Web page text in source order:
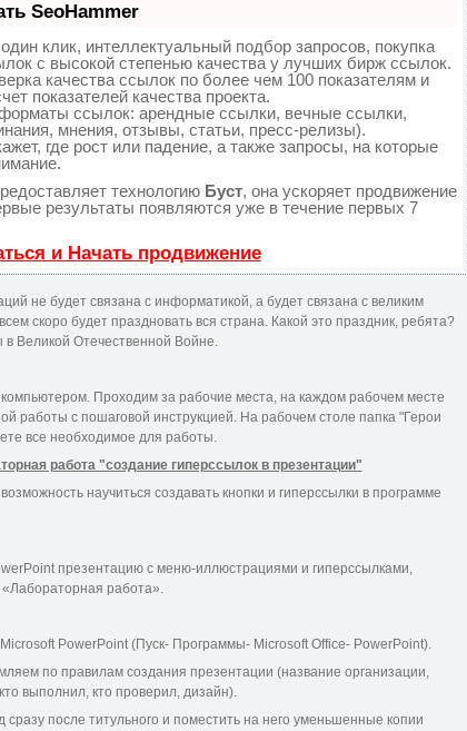
SeoHammer
клик, интеллектуальный подбор запросов, покупка
с высокой степенью качества у лучших бирж ссылок.
качества ссылок по более чем 100 показателям и
показателей качества проекта.
ссылок: арендные ссылки, вечные ссылки,
мнения, отзывы, статьи, пресс-релизы).
где рост или падение, а также запросы, на которые
технологию Буст, она ускоряет продвижение
результаты появляются уже в течение первых 7
и Начать продвижение
не будет связана с информатикой, а будет связана с великим
скоро будет праздновать вся страна. Какой это праздник, ребята?
Великой Отечественной Войне.
Проходим за рабочие места, на каждом рабочем месте
работы с пошаговой инструкцией. На рабочем столе папка "Герои
все необходимое для работы.
работа "создание гиперссылок в презентации"
научиться создавать кнопки и гиперссылки в программе
презентацию с меню-иллюстрациями и гиперссылками,
работа».
PowerPoint (Пуск- Программы- Microsoft Office- PowerPoint).
по правилам создания презентации (название организации,
выполнил, кто проверил, дизайн).
сразу после титульного и поместить на него уменьшенные копии